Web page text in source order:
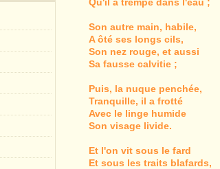
Son autre main, habile,
A ôté ses longs cils,
Son nez rouge, et aussi
Sa fausse calvitie ;
Puis, la nuque penchée,
Tranquille, il a frotté
Avec le linge humide
Son visage livide.
Et l'on vit sous le fard
Et sous les traits blafards,